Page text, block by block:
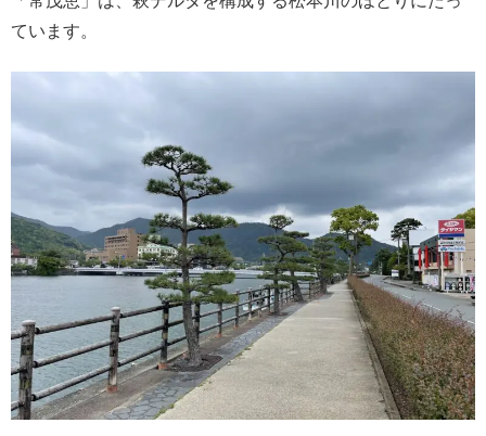
ています。